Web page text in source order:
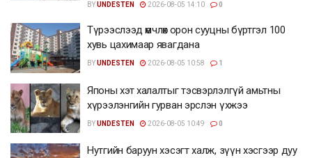
BYUNDESTEN 2026-08-05 14:10 0
Түрээслээд өмчлөх орон сууцны бүртгэл 100
хувь цахимаар явагдана
BYUNDESTEN 2026-08-05 10:58 1
Японы хэт халалтыг тэсвэрлэлгүй амьтны
хүрээлэнгийн гурван эрслэн үхжээ
BYUNDESTEN 2026-08-05 10:49 0
Нутгийн баруун хэсэгт халж, зүүн хэсгээр дуу